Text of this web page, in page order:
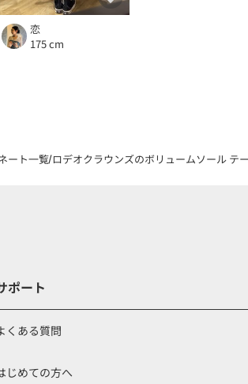
恋
175 cm
ート一覧ロデオクラウンズのボリュームソール テ
ポート
くある質問
じめての方へ